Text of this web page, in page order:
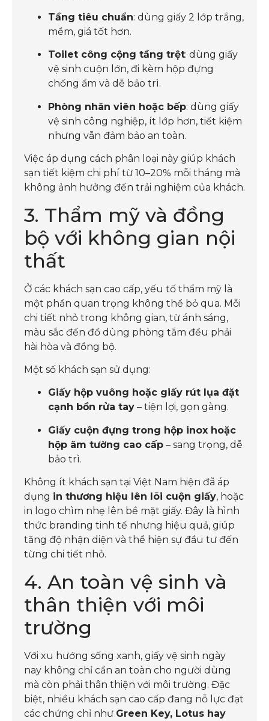
Tầng tiêu chuẩn: dùng giấy 2 lớp trắng,
mềm, giá tốt hơn.
Toilet công cộng tầng trệt: dùng giấy
vệ sinh cuộn lớn, đi kèm hộp đựng
chống ẩm và dễ bảo trì.
Phòng nhân viên hoặc bếp: dùng giấy
vệ sinh công nghiệp, ít lớp hơn, tiết kiệm
nhưng vẫn đảm bảo an toàn.
Việc áp dụng cách phân loại này giúp khách
sạn tiết kiệm chi phí từ 10–20% mỗi tháng mà
không ảnh hưởng đến trải nghiệm của khách.
3. Thẩm mỹ và đồng
bộ với không gian nội
thất
Ở các khách sạn cao cấp, yếu tố thẩm mỹ là
một phần quan trọng không thể bỏ qua. Mỗi
chi tiết nhỏ trong không gian, từ ánh sáng,
màu sắc đến đồ dùng phòng tắm đều phải
hài hòa và đồng bộ.
Một số khách sạn sử dụng:
Giấy hộp vuông hoặc giấy rút lụa đặt
cạnh bồn rửa tay – tiện lợi, gọn gàng.
Giấy cuộn đựng trong hộp inox hoặc
hộp âm tường cao cấp – sang trọng, dễ
bảo trì.
Không ít khách sạn tại Việt Nam hiện đã áp
dụng in thương hiệu lên lõi cuộn giấy, hoặc
in logo chìm nhẹ lên bề mặt giấy. Đây là hình
thức branding tinh tế nhưng hiệu quả, giúp
tăng độ nhận diện và thể hiện sự đầu tư đến
từng chi tiết nhỏ.
4. An toàn vệ sinh và
thân thiện với môi
trường
Với xu hướng sống xanh, giấy vệ sinh ngày
nay không chỉ cần an toàn cho người dùng
mà còn phải thân thiện với môi trường. Đặc
biệt, nhiều khách sạn cao cấp đang nỗ lực đạt
các chứng chỉ như Green Key, Lotus hay